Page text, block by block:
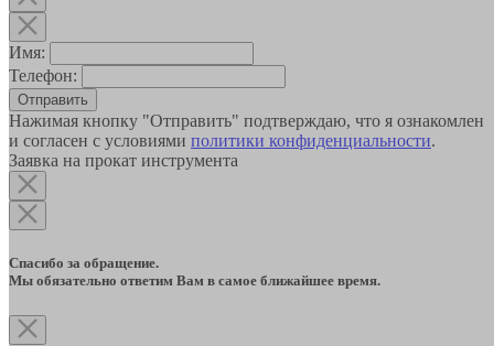
Имя:
Телефон:
Отправить
Нажимая кнопку "Отправить" подтверждаю, что я ознакомлен
и согласен с условиями политики конфиденциальности.
Заявка на прокат инструмента
Спасибо за обращение.
Мы обязательно ответим Вам в самое ближайшее время.